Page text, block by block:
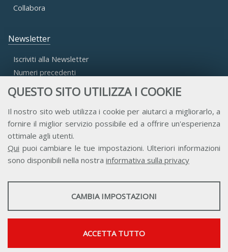
QUESTO SITO UTILIZZA I COOKIE
Il nostro sito web utilizza i cookie per aiutarci a migliorarlo, a
fornire il miglior servizio possibile ed a offrire un'esperienza
ottimale agli utenti.
Qui puoi cambiare le tue impostazioni. Ulteriori informazioni
sono disponibili nella nostra informativa sulla privacy
STATISTICHE
Mostra maggiori informazioni
Google Analytics
CAMBIA IMPOSTAZIONI
ACCETTA TUTTO
Collabora
Newsletter
Iscriviti alla Newsletter
Numeri precedenti
Accesso Aderenti
Accesso Consulta
Accesso Team
Contatti Privacy Trasparenza Credits